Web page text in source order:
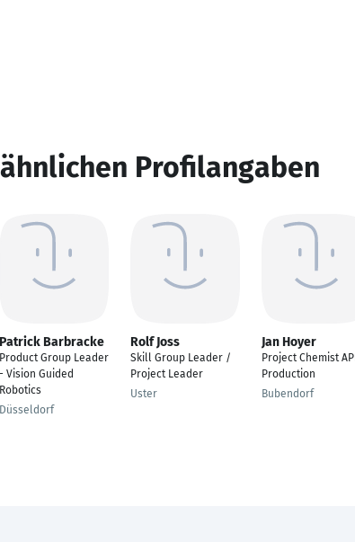
Profilangaben
Patrick Barbracke
Product Group Leader
- Vision Guided
Robotics
Düsseldorf
Rolf Joss
Skill Group Leader /
Project Leader
Uster
Jan Hoyer
Project Chemist API
Production
Bubendorf